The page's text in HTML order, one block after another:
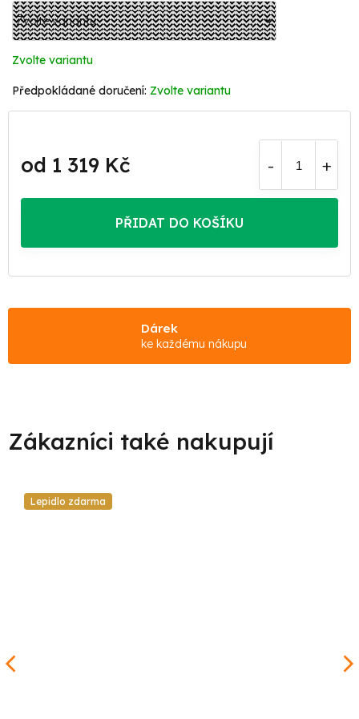
Zvolte variantu
Zvolte variantu
od 1 319 Kč
cena:
PŘIDAT DO KOŠÍKU
Dárek
ke každému nákupu
Lepidlo zdarma